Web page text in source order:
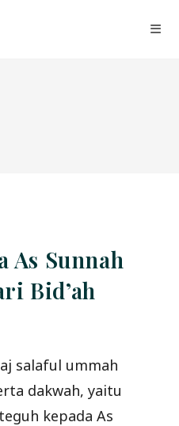
As Sunnah
Bid’ah
salaful ummah
dakwah, yaitu
kepada As